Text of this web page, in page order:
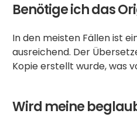
Benötige ich das
In den meisten Fällen ist
ausreichend. Der
Kopie erstellt wurde, was
Wird meine